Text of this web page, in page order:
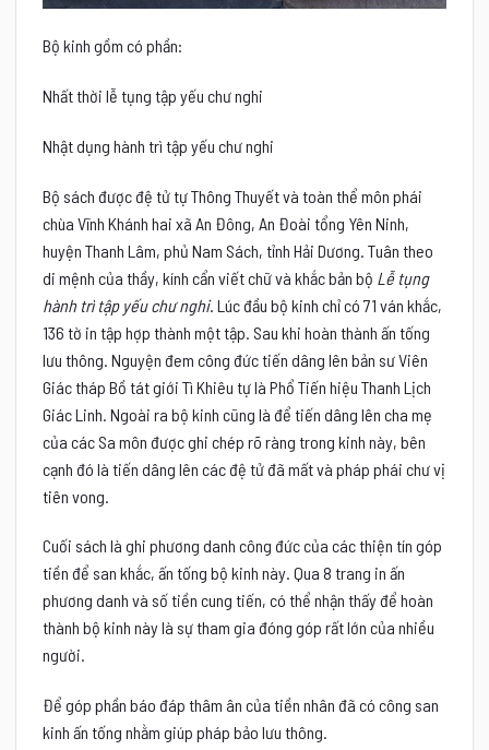
Bộ kinh gồm có phần:
Nhất thời lễ tụng tập yếu chư nghi
Nhật dụng hành trì tập yếu chư nghi
Bộ sách được đệ tử tự Thông Thuyết và toàn thể môn phái
chùa Vĩnh Khánh hai xã An Đông, An Đoài tổng Yên Ninh,
huyện Thanh Lâm, phủ Nam Sách, tỉnh Hải Dương. Tuân theo
di mệnh của thầy, kính cẩn viết chữ và khắc bản bộ Lễ tụng
hành trì tập yếu chư nghi. Lúc đầu bộ kinh chỉ có 71 ván khắc,
136 tờ in tập hợp thành một tập. Sau khi hoàn thành ấn tống
lưu thông. Nguyện đem công đức tiến dâng lên bản sư Viên
Giác tháp Bồ tát giới Tì Khiêu tự là Phổ Tiến hiệu Thanh Lịch
Giác Linh. Ngoài ra bộ kinh cũng là để tiến dâng lên cha mẹ
của các Sa môn được ghi chép rõ ràng trong kinh này, bên
cạnh đó là tiến dâng lên các đệ tử đã mất và pháp phái chư vị
tiên vong.
Cuối sách là ghi phương danh công đức của các thiện tín góp
tiền để san khắc, ấn tống bộ kinh này. Qua 8 trang in ấn
phương danh và số tiền cung tiến, có thể nhận thấy để hoàn
thành bộ kinh này là sự tham gia đóng góp rất lớn của nhiều
người.
Để góp phần báo đáp thâm ân của tiền nhân đã có công san
kinh ấn tống nhằm giúp pháp bảo lưu thông.